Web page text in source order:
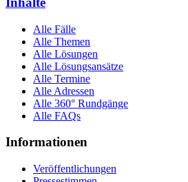
Alle Fälle
Alle Themen
Alle Lösungen
Alle Lösungsansätze
Alle Termine
Alle Adressen
Alle 360° Rundgänge
Alle FAQs
Informationen
Veröffentlichungen